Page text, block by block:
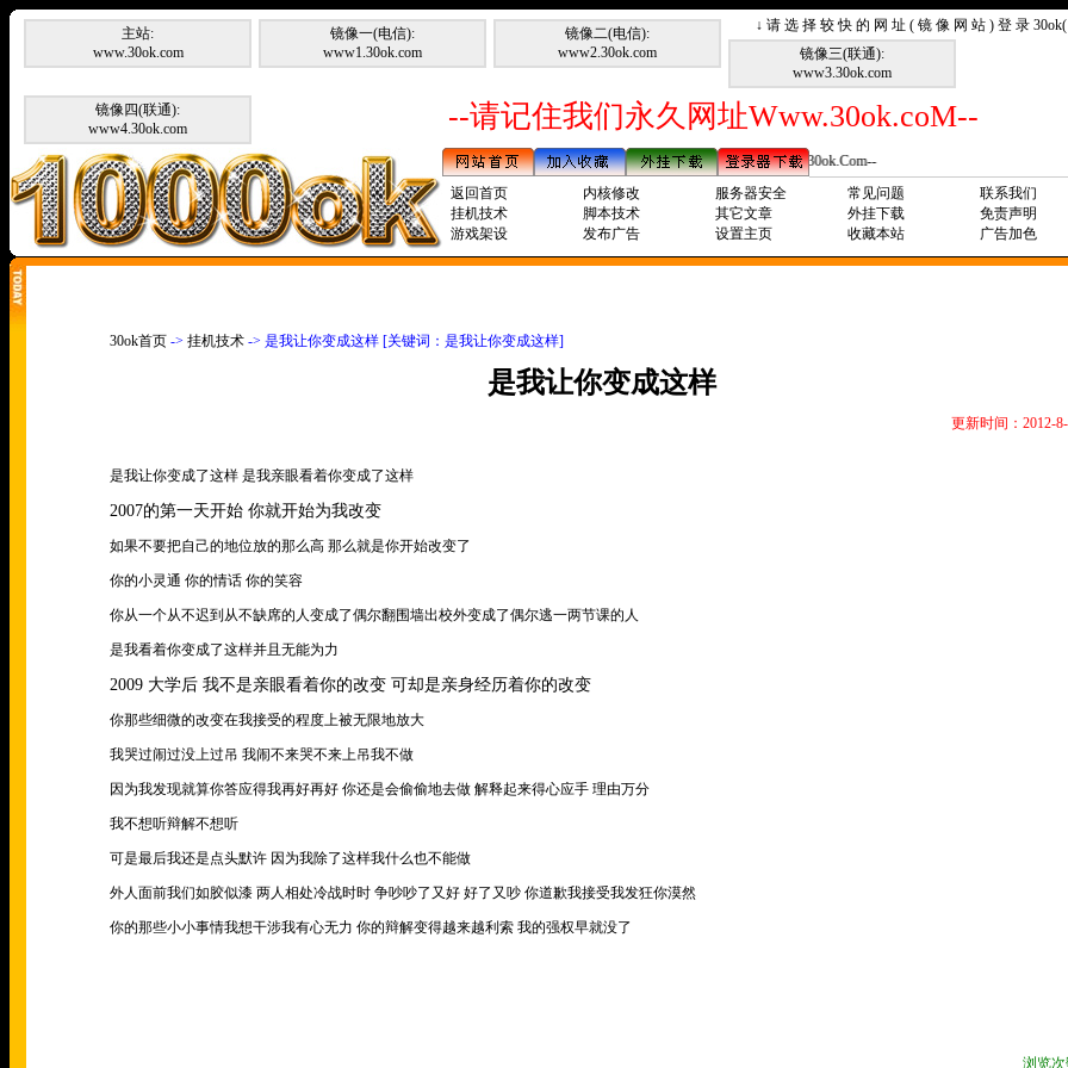
↓ 请 选 择 较 快 的 网 址 ( 镜 像 网 站 ) 登 录
主站:
www.30ok.com
镜像一(电信):
www1.30ok.com
镜像二(电信):
www2.30ok.com
镜像三(联通):
www3.30ok.com
镜像四(联通):
www4.30ok.com
--请记住我们永久网址Www.30ok.coM--
--请记住我们永久网址Www.30ok.Com--
返回首页
内核修改 服务器安全 常见问题
联系我们
挂机技术
脚本技术 其它文章 外挂下载
免责声明
游戏架设
发布广告 设置主页 收藏本站 广告加色
30ok首页 -> 挂机技术 -> 是我让你变成这样 [关键词：是我让你变成这样]
是我让你变成这样
更新时间：2012-
是我让你变成了这样 是我亲眼看着你变成了这样
2007的第一天开始 你就开始为我改变
如果不要把自己的地位放的那么高 那么就是你开始改变了
你的小灵通 你的情话 你的笑容
你从一个从不迟到从不缺席的人变成了偶尔翻围墙出校外变成了偶尔逃一两节课的人
是我看着你变成了这样并且无能为力
2009 大学后 我不是亲眼看着你的改变 可却是亲身经历着你的改变
你那些细微的改变在我接受的程度上被无限地放大
我哭过闹过没上过吊 我闹不来哭不来上吊我不做
因为我发现就算你答应得我再好再好 你还是会偷偷地去做 解释起来得心应手 理由万分
我不想听辩解不想听
可是最后我还是点头默许 因为我除了这样我什么也不能做
外人面前我们如胶似漆 两人相处冷战时时 争吵吵了又好 好了又吵 你道歉我接受我发狂你漠然
你的那些小小事情我想干涉我有心无力 你的辩解变得越来越利索 我的强权早就没了
浏览